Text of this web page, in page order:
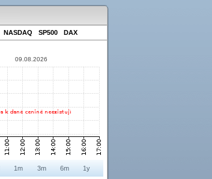
NASDAQ SP500 DAX
09.08.2026
1m 3m 6m 1y